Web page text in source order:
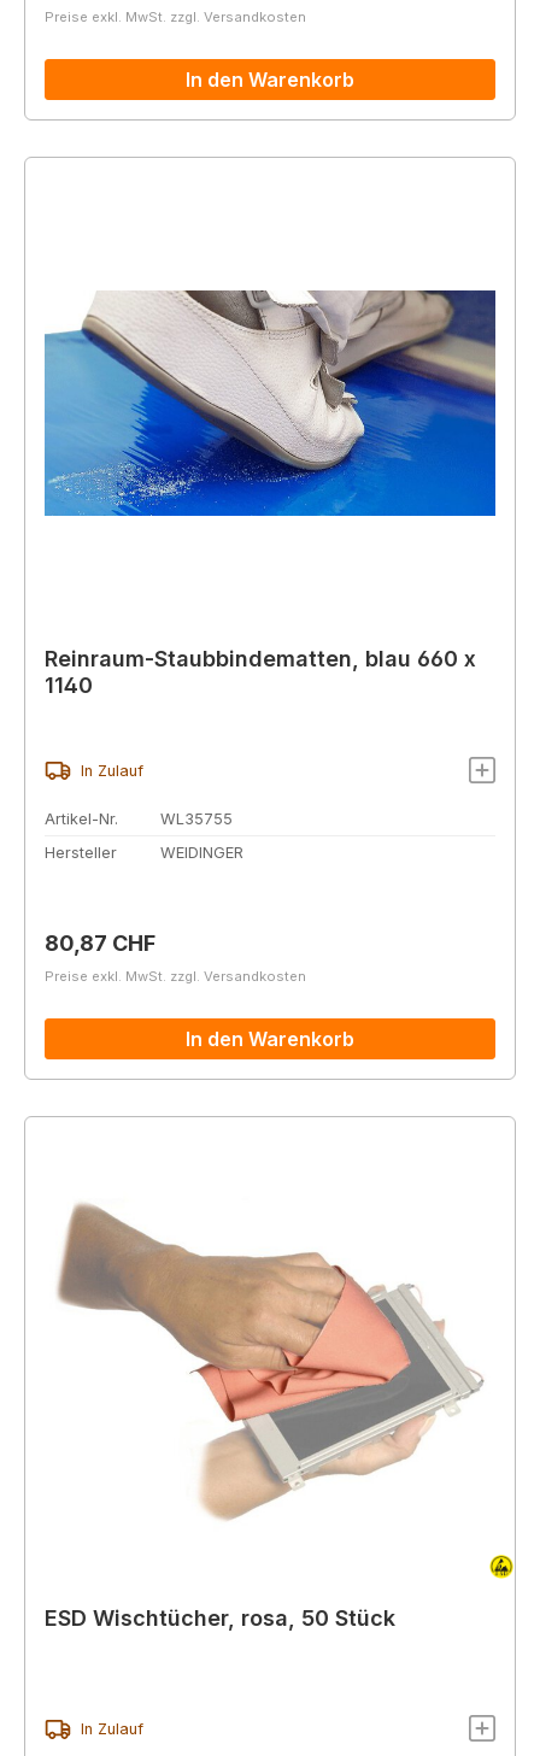
Preise exkl. MwSt. zzgl. Versandkosten
In den Warenkorb
Reinraum-Staubbindematten, blau 660 x
1140
In Zulauf
Artikel-Nr.
WL35755
Hersteller
WEIDINGER
Regulärer Preis:
80,87 CHF
Preise exkl. MwSt. zzgl. Versandkosten
In den Warenkorb
ESD Wischtücher, rosa, 50 Stück
In Zulauf